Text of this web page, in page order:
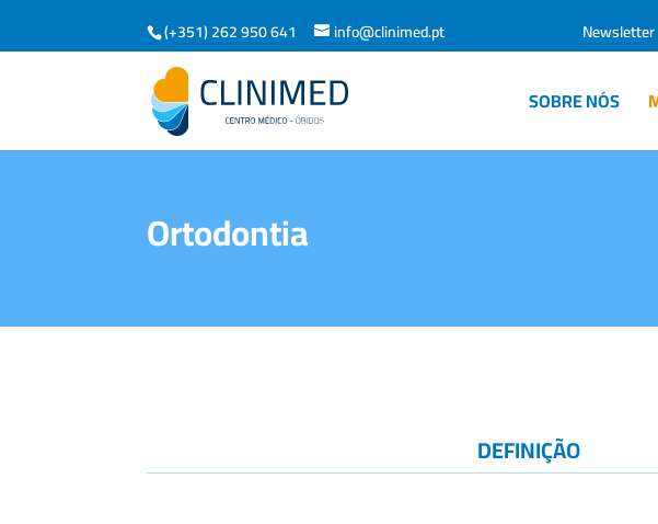
(+351) 262 950 641 info@clinimed.pt Newsletter
SOBRE NÓS
Ortodontia
DEFINIÇÃO